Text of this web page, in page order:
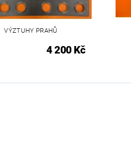
VÝZTUHY PRAHŮ
4 200 Kč